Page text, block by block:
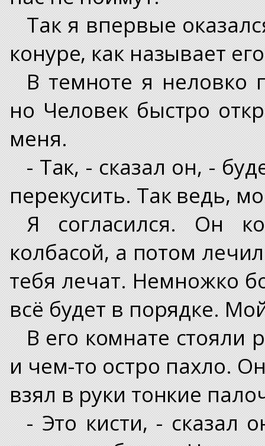
Так я впервые
конуре, как называет
В темноте я неловко
но Человек быстро
меня.
- Так, - сказал он, -
перекусить. Так ведь,
Я согласился. Он
колбасой, а потом
тебя лечат. Немножко
всё будет в порядке.
В его комнате стояли
и чем-то остро пахло.
взял в руки тонкие
- Это кисти, - сказал